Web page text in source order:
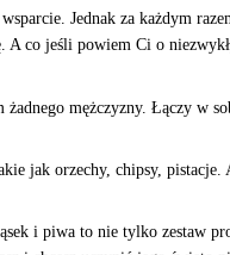
Jednak za każdym
co jeśli powiem Ci o
mężczyzny. Łączy w
jak orzechy, chipsy, pistacje.
i piwa to nie tylko zestaw